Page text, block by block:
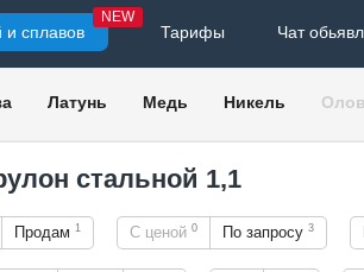
и сплавов
NEW
Тарифы Чат
Латунь Медь Никель
стальной 1,1
Продам 1 С ценой 0 По запросу 3